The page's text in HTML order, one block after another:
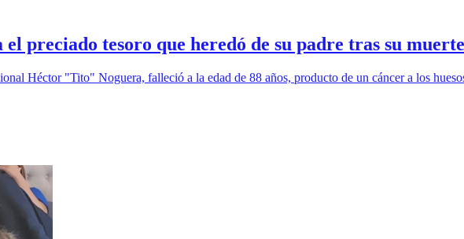
preciado tesoro que heredó de su padre tras su muerte
Héctor "Tito" Noguera, falleció a la edad de 88 años, producto de un cáncer a los